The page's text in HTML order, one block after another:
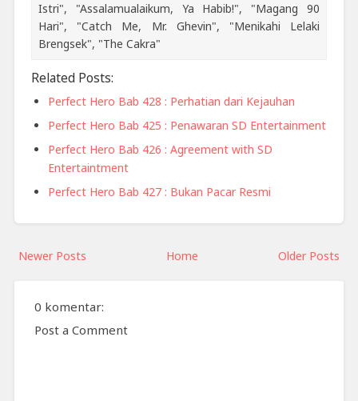
Istri", "Assalamualaikum, Ya Habib!", "Magang 90
Hari", "Catch Me, Mr. Ghevin", "Menikahi Lelaki
Brengsek", "The Cakra"
Related Posts:
Perfect Hero Bab 428 : Perhatian dari Kejauhan
Perfect Hero Bab 425 : Penawaran SD Entertainment
Perfect Hero Bab 426 : Agreement with SD
Entertaintment
Perfect Hero Bab 427 : Bukan Pacar Resmi
Newer Posts Older Posts
Home
0 komentar:
Post a Comment